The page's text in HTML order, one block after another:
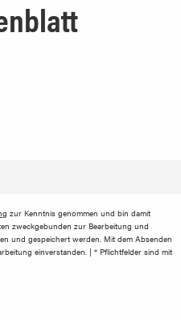
zur Kenntnis genommen und bin damit
zweckgebunden zur Bearbeitung und
und gespeichert werden. Mit dem Absenden
einverstanden. | * Pflichtfelder sind mit